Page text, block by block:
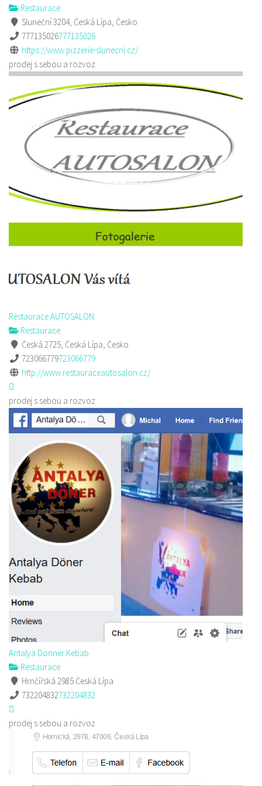
Restaurace
Sluneční 3204, Česká Lípa, Česko
777135026777135026
https://www.pizzerie-slunecni.cz/
prodej s sebou a rozvoz
Restaurace AUTOSALON
Restaurace
Česká 2725, Česká Lípa, Česko
723066779723066779
http://www.restauraceautosalon.cz/
prodej s sebou a rozvoz
Antalya Donner Kebab
Restaurace
Hrnčířská 2985 Česká Lípa
732204832732204832
prodej s sebou a rozvoz